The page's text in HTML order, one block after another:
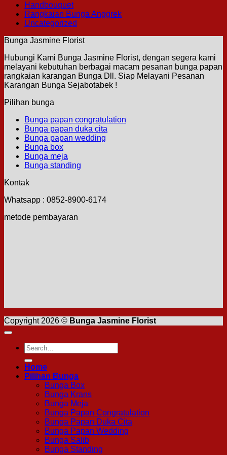
Handbouquet
Rangkaian Bunga Anggrek
Uncategorized
Bunga Jasmine Florist
Hubungi Kami Bunga Jasmine Florist, dengan segera kami
melayani kebutuhan berbagai macam pesanan bunga papan
rangkaian karangan Bunga Dll. Siap Melayani Pesanan
Karangan Bunga Sejabotabek !
Pilihan bunga
Bunga papan congratulation
Bunga papan duka cita
Bunga papan wedding
Bunga box
Bunga meja
Bunga standing
Kontak
Whatsapp : 0852-8900-6174
metode pembayaran
Copyright 2026 © Bunga Jasmine Florist
Search
for:
Home
Pilihan Bunga
Bunga Box
Bunga Krans
Bunga Meja
Bunga Papan Congratulation
Bunga Papan Duka Cita
Bunga Papan Wedding
Bunga Salib
Bunga Standing